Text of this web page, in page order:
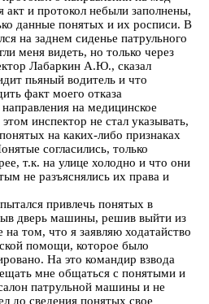
акт и протокол небыли заполнены,
данные понятых и их росписи. В
на заднем сиденье патрульного
меня видеть, но только через
Лабаркин А.Ю., сказал
пьяный водитель и что
факт моего отказа
на медицинское
инспектор не стал указывать,
на каких-либо признаках
согласились, только
т.к. на улице холодно и что они
не разъяснялись их права и
привлечь понятых в
дверь машины, решив выйти из
на том, что я заявляю ходатайство
помощи, которое было
На это командир взвода
мне общаться с понятыми и
патрульной машины и не
до сведения понятых свое